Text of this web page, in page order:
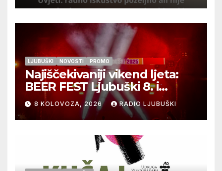
LJUBUŠKI NOVOSTI PROMO
Najiščekivaniji vikend ljeta:
BEER FEST Ljubuški 8. i
9.kolovoza
8 KOLOVOZA, 2026 RADIO LJUBUŠKI